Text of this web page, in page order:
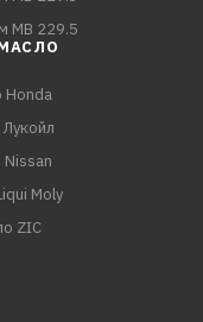
MB 229.5
Honda
Moly
ZIC